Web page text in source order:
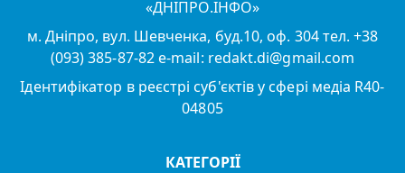
«ДНІПРО.ІНФО»
м. Дніпро, вул. Шевченка, буд.10, оф. 304 тел. +38
(093) 385-87-82 e-mail: redakt.di@gmail.com
Ідентифікатор в реєстрі суб'єктів у сфері медіа R40-
04805
КАТЕГОРІЇ